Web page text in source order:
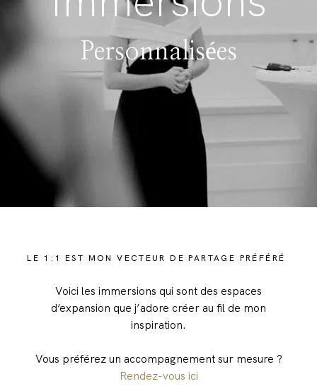
Personnalisées
LE 1:1 EST MON VECTEUR DE PARTAGE PRÉFÉRÉ
Voici les immersions qui sont des espaces
d’expansion que j’adore créer au fil de mon
inspiration.
Vous préférez un accompagnement sur mesure ?
Rendez-vous ici